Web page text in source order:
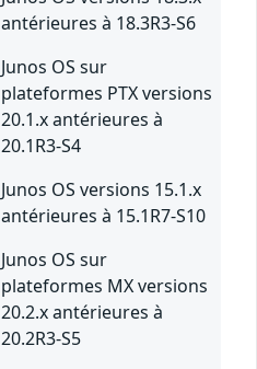
antérieures à 18.3R3-S6
Junos OS sur
plateformes PTX versions
20.1.x antérieures à
20.1R3-S4
Junos OS versions 15.1.x
antérieures à 15.1R7-S10
Junos OS sur
plateformes MX versions
20.2.x antérieures à
20.2R3-S5